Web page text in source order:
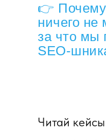
👉
ничего не
за что мы
SEO-
Читай